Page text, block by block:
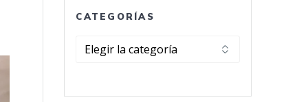
CATEGORÍAS
Categorías